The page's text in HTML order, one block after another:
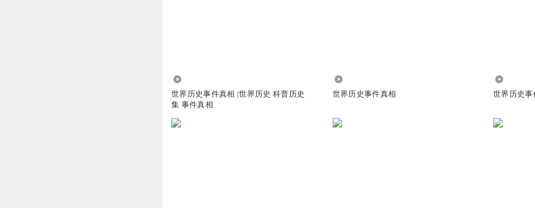
世界历史事件真相 |世界历史 科普历史
集 事件真相
世界历史事件真相 世界历史事